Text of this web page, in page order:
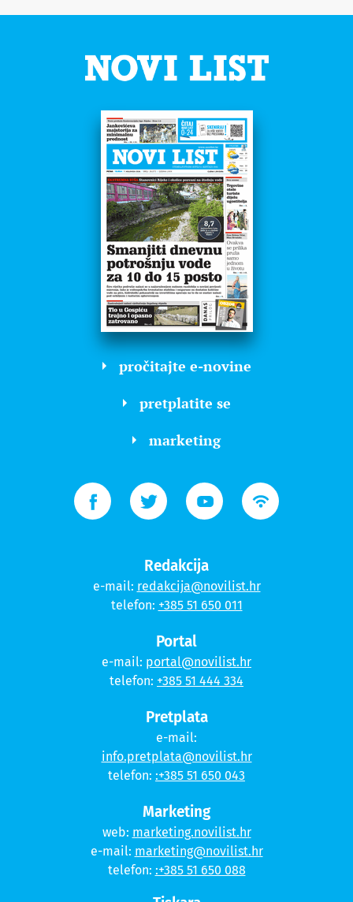
pročitajte e-novine
pretplatite se
marketing
Redakcija
e-mail: redakcija@novilist.hr
telefon: +385 51 650 011
Portal
e-mail: portal@novilist.hr
telefon: +385 51 444 334
Pretplata
e-mail:
info.pretplata@novilist.hr
telefon: :+385 51 650 043
Marketing
web: marketing.novilist.hr
e-mail: marketing@novilist.hr
telefon: :+385 51 650 088